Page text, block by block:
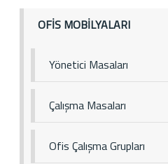
OFİS MOBİLYALARI
Yönetici Masaları
Çalışma Masaları
Ofis Çalışma Grupları